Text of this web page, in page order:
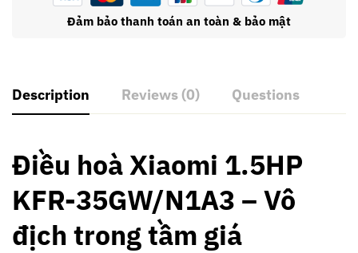
Đảm bảo thanh toán an toàn & bảo mật
Description Reviews (0) Questions
Điều hoà Xiaomi 1.5HP
KFR-35GW/N1A3 – Vô
địch trong tầm giá